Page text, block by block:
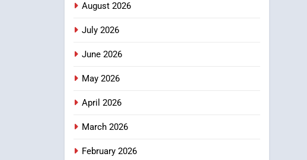
3
4
August 2026
July 2026
June 2026
May 2026
April 2026
March 2026
February 2026